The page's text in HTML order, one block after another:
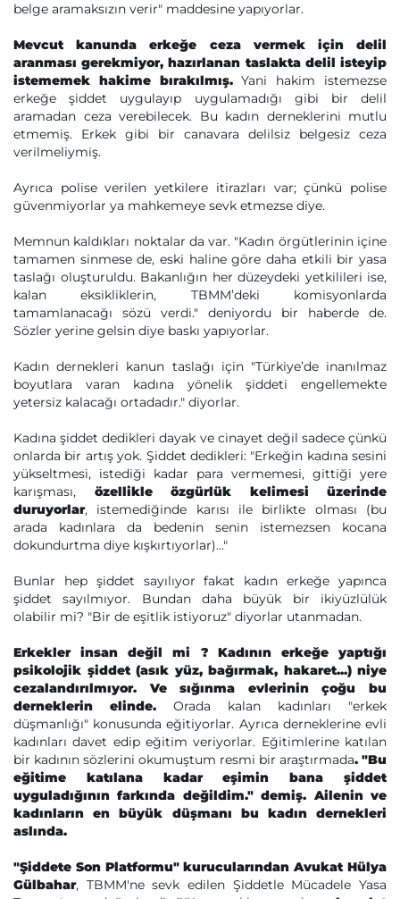
belge aramaksızın verir" maddesine yapıyorlar.
Mevcut kanunda erkeğe ceza vermek için delil
aranması gerekmiyor, hazırlanan taslakta delil isteyip
istememek hakime bırakılmış.Yani hakim istemezse
erkeğe şiddet uygulayıp uygulamadığı gibi bir delil
aramadan ceza verebilecek. Bu kadın derneklerini mutlu
etmemiş. Erkek gibi bir canavara delilsiz belgesiz ceza
verilmeliymiş.
Ayrıca polise verilen yetkilere itirazları var; çünkü polise
güvenmiyorlar ya mahkemeye sevk etmezse diye.
Memnun kaldıkları noktalar da var. "Kadın örgütlerinin içine
tamamen sinmese de, eski haline göre daha etkili bir yasa
taslağı oluşturuldu. Bakanlığın her düzeydeki yetkilileri ise,
kalan eksikliklerin, TBMM’deki komisyonlarda
tamamlanacağı sözü verdi." deniyordu bir haberde de.
Sözler yerine gelsin diye baskı yapıyorlar.
Kadın dernekleri kanun taslağı için "Türkiye’de inanılmaz
boyutlara varan kadına yönelik şiddeti engellemekte
yetersiz kalacağı ortadadır." diyorlar.
Kadına şiddet dedikleri dayak ve cinayet değil sadece çünkü
onlarda bir artış yok. Şiddet dedikleri: "Erkeğin kadına sesini
yükseltmesi, istediği kadar para vermemesi, gittiği yere
karışması, özellikle özgürlük kelimesi üzerinde
duruyorlar, istemediğinde karısı ile birlikte olması (bu
arada kadınlara da bedenin senin istemezsen kocana
dokundurtma diye kışkırtıyorlar)..."
Bunlar hep şiddet sayılıyor fakat kadın erkeğe yapınca
şiddet sayılmıyor. Bundan daha büyük bir ikiyüzlülük
olabilir mi? "Bir de eşitlik istiyoruz" diyorlar utanmadan.
Erkekler insan değil mi ? Kadının erkeğe yaptığı
psikolojik şiddet (asık yüz, bağırmak, hakaret...) niye
cezalandırılmıyor. Ve sığınma evlerinin çoğu bu
derneklerin elinde. Orada kalan kadınları "erkek
düşmanlığı" konusunda eğitiyorlar. Ayrıca derneklerine evli
kadınları davet edip eğitim veriyorlar. Eğitimlerine katılan
bir kadının sözlerini okumuştum resmi bir araştırmada. "Bu
eğitime katılana kadar eşimin bana şiddet
uyguladığının farkında değildim." demiş. Ailenin ve
kadınların en büyük düşmanı bu kadın dernekleri
aslında.
"Şiddete Son Platformu" kurucularından Avukat Hülya
Gülbahar, TBMM'ne sevk edilen Şiddetle Mücadele Yasa